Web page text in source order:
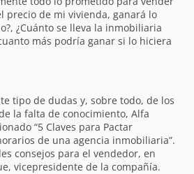
precio de mi vivienda, ganará lo
¿Cuánto se lleva la inmobiliaria
más podría ganar si lo hiciera
tipo de dudas y, sobre todo, de los
la falta de conocimiento, Alfa
“5 Claves para Pactar
de una agencia inmobiliaria”.
consejos para el vendedor, en
vicepresidente de la compañía.